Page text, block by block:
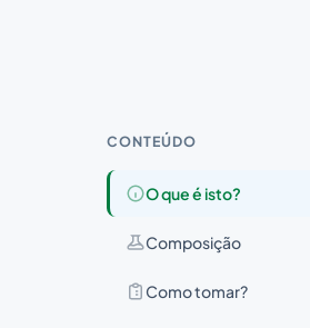
CONTEÚDO
O que é isto?
Composição
Como tomar?